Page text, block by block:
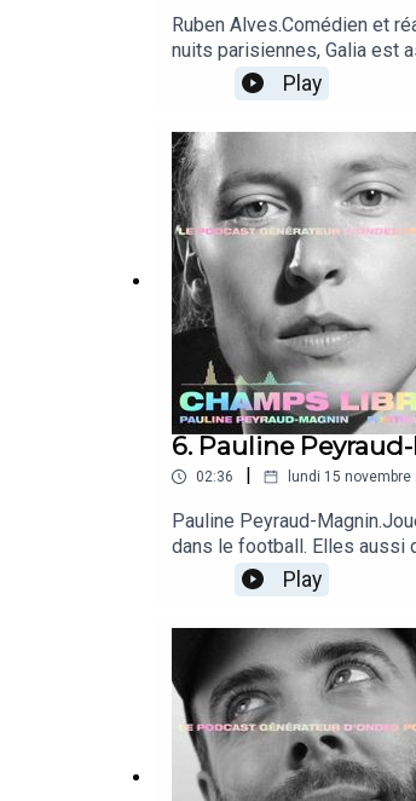
Ruben Alves.Comédien et
nuits parisiennes, Galia est
Beauvoir.Ecoutez sa carte
Play
6. Pauline
02:36 | lundi 15 novembre
Pauline Peyraud-
dans le football. Elles aussi
Play